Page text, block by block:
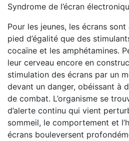
Syndrome de l’écran
Pour les jeunes, les écrans
pied d’égalité que des
cocaïne et les amphétamines.
leur cerveau encore en
stimulation des écrans par un
devant un danger, obéissant à
de combat. L’organisme se
d’alerte continu qui vient
sommeil, le comportement et
écrans bouleversent